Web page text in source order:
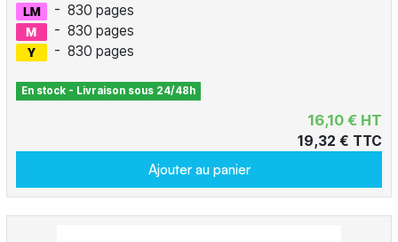
- 830 pages
- 830 pages
- 830 pages
En stock - Livraison sous 24/48h
16,10 € HT
19,32 € TTC
Ajouter au panier